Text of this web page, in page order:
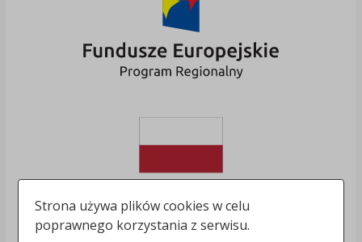
Strona używa plików cookies w celu
poprawnego korzystania z serwisu.